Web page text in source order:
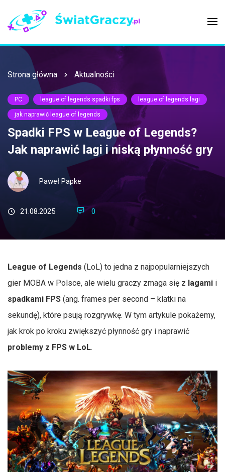
Strona główna Aktualności
PC league of legends spadki fps league of legends lagi
jak naprawić league of legends
Spadki FPS w League of Legends?
Jak naprawić lagi i niską płynność gry
Paweł Papke
21.08.2025 0
League of Legends (LoL) to jedna z najpopularniejszych
gier MOBA w Polsce, ale wielu graczy zmaga się z lagami i
spadkami FPS (ang. frames per second – klatki na
sekundę), które psują rozgrywkę. W tym artykule pokażemy,
jak krok po kroku zwiększyć płynność gry i naprawić
problemy z FPS w LoL.